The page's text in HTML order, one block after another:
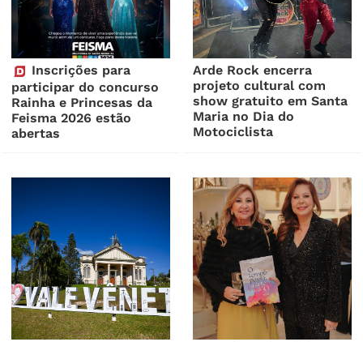
Inscrições para
participar do concurso
Rainha e Princesas da
Feisma 2026 estão
abertas
Arde Rock encerra
projeto cultural com
show gratuito em Santa
Maria no Dia do
Motociclista